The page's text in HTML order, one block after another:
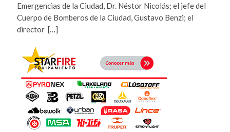
Emergencias de la Ciudad, Dr. Néstor Nicolás; el jefe del
Cuerpo de Bomberos de la Ciudad, Gustavo Benzi; el
director […]